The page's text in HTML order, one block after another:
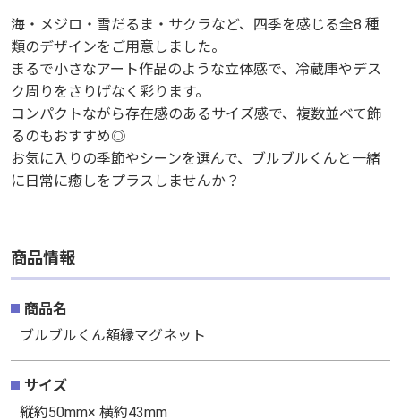
ミニサイズの「額縁マグネット」が登場
海・メジロ・雪だるま・サクラなど、四季を感じる全8 種
類のデザインをご用意しました。
まるで小さなアート作品のような立体感で、冷蔵庫やデス
ク周りをさりげなく彩ります。
コンパクトながら存在感のあるサイズ感で、複数並べて飾
るのもおすすめ◎
商品名
海・メジロ・雪だるま・サクラなど、四季を感じる全8 種
類のデザインをご用意しました。
まるで小さなアート作品のような立体感で、冷蔵庫やデス
ク周りをさりげなく彩ります。
コンパクトながら存在感のあるサイズ感で、複数並べて飾
るのもおすすめ◎
お気に入りの季節やシーンを選んで、ブルブルくんと一緒
に日常に癒しをプラスしませんか？
商品情報
商品名
ブルブルくん額縁マグネット
サイズ
縦約50mm× 横約43mm